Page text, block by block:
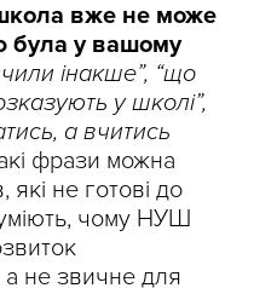
вже не може
була у вашому
інакше”, “що
у школі”,
а вчитись
фрази можна
які не готові до
чому НУШ
а не звичне для